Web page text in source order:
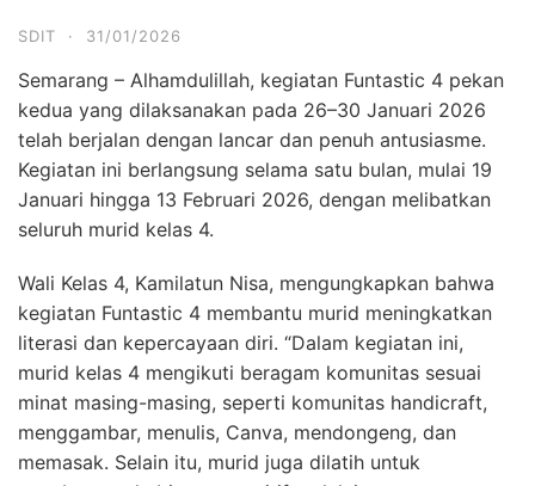
SDIT · 31/01/2026
Semarang – Alhamdulillah, kegiatan Funtastic 4 pekan
kedua yang dilaksanakan pada 26–30 Januari 2026
telah berjalan dengan lancar dan penuh antusiasme.
Kegiatan ini berlangsung selama satu bulan, mulai 19
Januari hingga 13 Februari 2026, dengan melibatkan
seluruh murid kelas 4.
Wali Kelas 4, Kamilatun Nisa, mengungkapkan bahwa
kegiatan Funtastic 4 membantu murid meningkatkan
literasi dan kepercayaan diri. “Dalam kegiatan ini,
murid kelas 4 mengikuti beragam komunitas sesuai
minat masing-masing, seperti komunitas handicraft,
menggambar, menulis, Canva, mendongeng, dan
memasak. Selain itu, murid juga dilatih untuk